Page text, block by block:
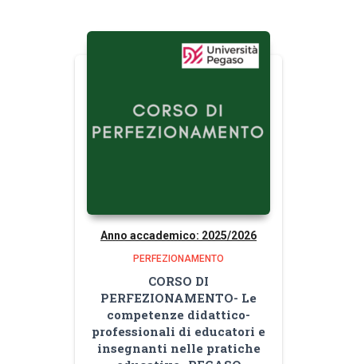
Anno accademico: 2025/2026
PERFEZIONAMENTO
CORSO DI
PERFEZIONAMENTO- Le
competenze didattico-
professionali di educatori e
insegnanti nelle pratiche